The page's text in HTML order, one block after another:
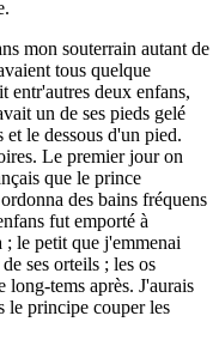
mon souterrain autant de
tous quelque
entr'autres deux enfans,
un de ses pieds gelé
le dessous d'un pied.
Le premier jour on
que le prince
des bains fréquens
fut emporté à
le petit que j'emmenai
ses orteils ; les os
long-tems après. J'aurais
le principe couper les